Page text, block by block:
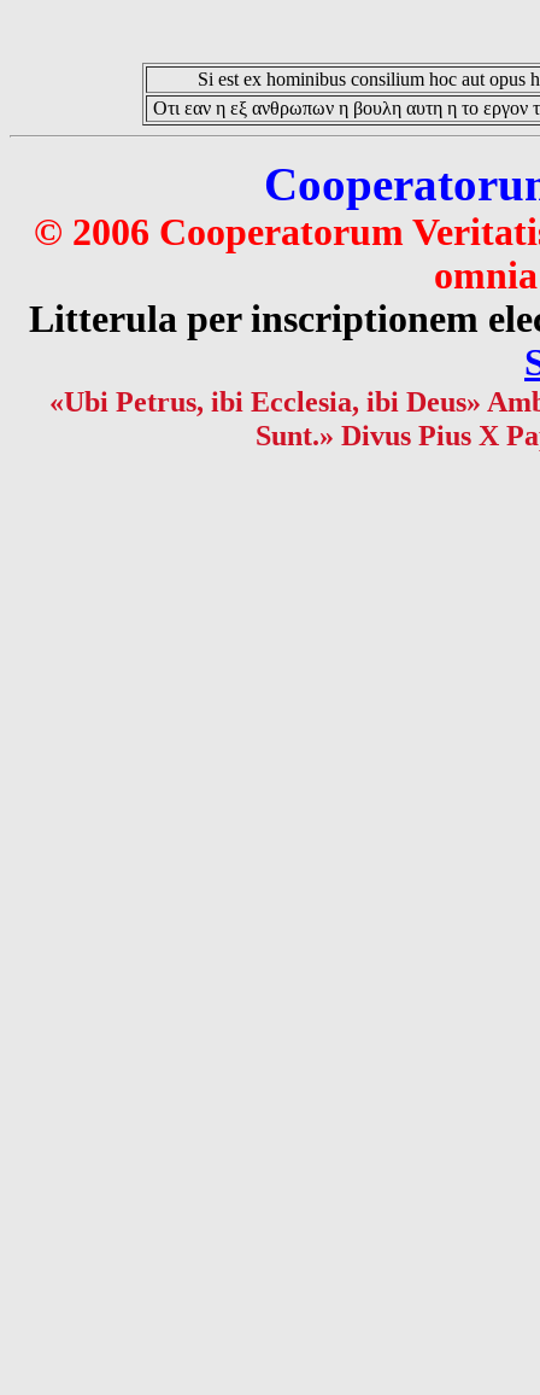
Si est ex hominibus consilium hoc aut opus
Οτι εαν η εξ ανθρωπων η βουλη αυτη η το εργον
© 2006 Cooperatorum
Litterula per inscriptionem
«Ubi Petrus, ibi Ecclesia, ibi Deus»
Sunt.» Divus Pius X